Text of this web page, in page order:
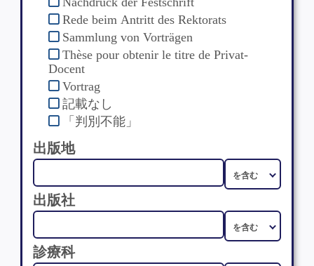
Rede beim Antritt des Rektorats
Sammlung von Vorträgen
Thèse pour obtenir le titre de Privat-
Docent
Vortrag
記載なし
「判別不能」
出版地
出版社
診療科